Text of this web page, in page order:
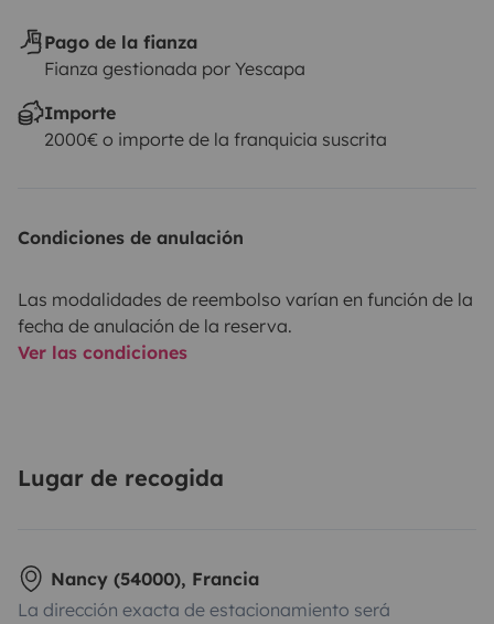
Pago de la fianza
Fianza gestionada por Yescapa
Importe
2000€ o importe de la franquicia suscrita
Condiciones de anulación
Las modalidades de reembolso varían en función de la
fecha de anulación de la reserva.
Ver las condiciones
Lugar de recogida
Nancy (54000), Francia
La dirección exacta de estacionamiento será